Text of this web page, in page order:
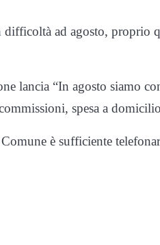
ad agosto, proprio
lancia “In agosto siamo
spesa a
Comune è sufficiente